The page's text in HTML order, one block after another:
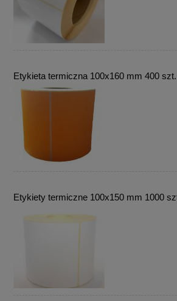
Etykieta termiczna 100x160 mm 400
Etykiety termiczne 100x150 mm 1000